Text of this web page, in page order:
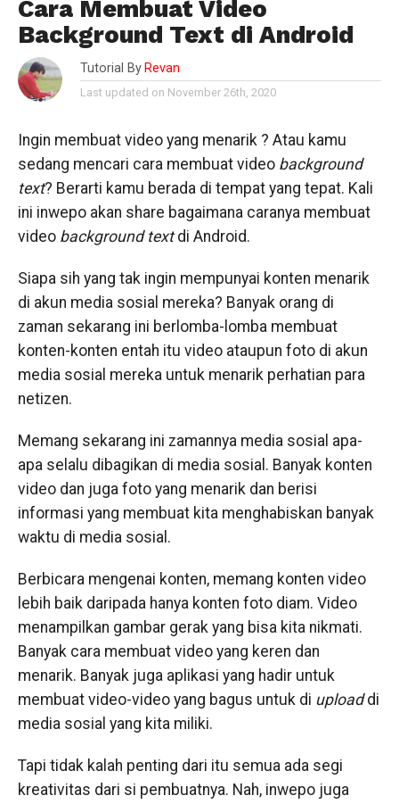
Cara Membuat Video
Background Text di Android
Tutorial By Revan
Last updated on November 26th, 2020
Ingin membuat video yang menarik ? Atau kamu
sedang mencari cara membuat video background
text? Berarti kamu berada di tempat yang tepat. Kali
ini inwepo akan share bagaimana caranya membuat
video background textdi Android.
Siapa sih yang tak ingin mempunyai konten menarik
di akun media sosial mereka? Banyak orang di
zaman sekarang ini berlomba-lomba membuat
konten-konten entah itu video ataupun foto di akun
media sosial mereka untuk menarik perhatian para
netizen.
Memang sekarang ini zamannya media sosial apa-
apa selalu dibagikan di media sosial. Banyak konten
video dan juga foto yang menarik dan berisi
informasi yang membuat kita menghabiskan banyak
waktu di media sosial.
Berbicara mengenai konten, memang konten video
lebih baik daripada hanya konten foto diam. Video
menampilkan gambar gerak yang bisa kita nikmati.
Banyak cara membuat video yang keren dan
menarik. Banyak juga aplikasi yang hadir untuk
membuat video-video yang bagus untuk di uploaddi
media sosial yang kita miliki.
Tapi tidak kalah penting dari itu semua ada segi
kreativitas dari si pembuatnya. Nah, inwepo juga